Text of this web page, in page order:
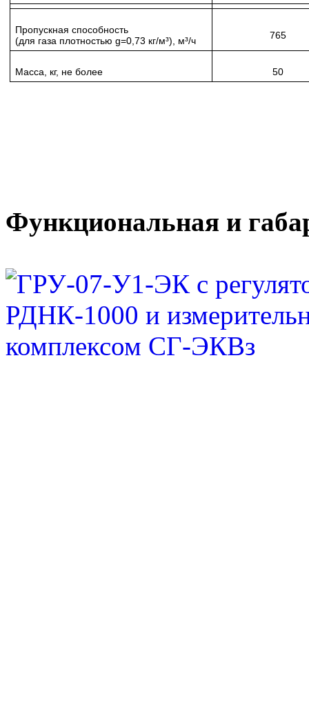
Пропускная способность
(для газа плотностью g=0,73 кг/м³), м³/ч
765
Масса, кг, не более 50
Функциональная и